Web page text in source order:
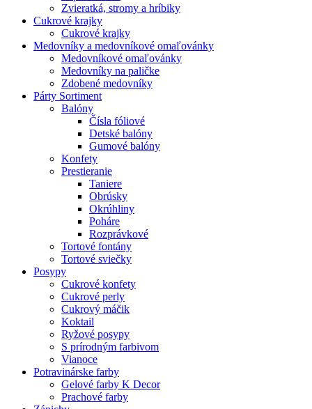
Zvieratká, stromy a hríbiky
Cukrové krajky
Cukrové krajky
Medovníky a medovníkové omaľovánky
Medovníkové omaľovánky
Medovníky na paličke
Zdobené medovníky
Párty Sortiment
Balóny
Čísla fóliové
Detské balóny
Gumové balóny
Konfety
Prestieranie
Taniere
Obrúsky
Okrúhliny
Poháre
Rozprávkové
Tortové fontány
Tortové sviečky
Posypy
Cukrové konfety
Cukrové perly
Cukrový máčik
Koktail
Ryžové posypy
S prírodným farbivom
Vianoce
Potravinárske farby
Gelové farby K Decor
Prachové farby